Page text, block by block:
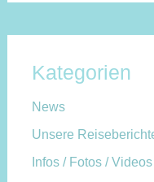
Kategorien
News
Unsere
Infos / Fotos / Videos